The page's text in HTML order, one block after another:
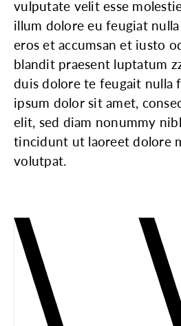
vulputate velit esse
illum dolore eu feugiat
eros et accumsan et iusto
blandit praesent luptatum
duis dolore te feugait nulla
ipsum dolor sit amet,
elit, sed diam nonummy
tincidunt ut laoreet dolore
volutpat.